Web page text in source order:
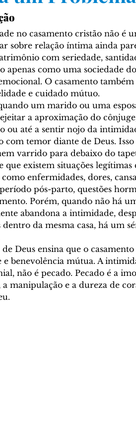
Israel e Reis de Judá
Tabernáculo
Bíblico - Felipe Morais
Soteriologia
Lições Bíblicas
no casamento cristão não é
sobre relação íntima ainda
com seriedade,
apenas como uma sociedade
O casamento
e cuidado mútuo.
um marido ou uma
a aproximação do
ou até a sentir nojo da
com temor diante de Deus.
varrido para debaixo do
que existem situações
como enfermidades, dores,
pós-parto, questões
Porém, quando não há
abandona a intimidade,
dentro da mesma casa, há um
de Deus ensina que o
e benevolência mútua. A
não é pecado. Pecado é a
manipulação e a dureza de